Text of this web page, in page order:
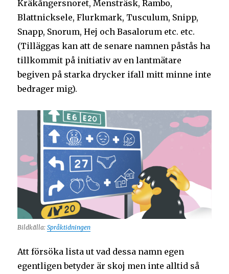
Kräkångersnoret, Mensträsk, Rambo,
Blattnicksele, Flurkmark, Tusculum, Snipp,
Snapp, Snorum, Hej och Basalorum etc. etc.
(Tilläggas kan att de senare namnen påstås ha
tillkommit på initiativ av en lantmätare
begiven på starka drycker ifall mitt minne inte
bedrager mig).
Bildkälla:Språktidningen
Att försöka lista ut vad dessa namn egen
egentligen betyder är skoj men inte alltid så